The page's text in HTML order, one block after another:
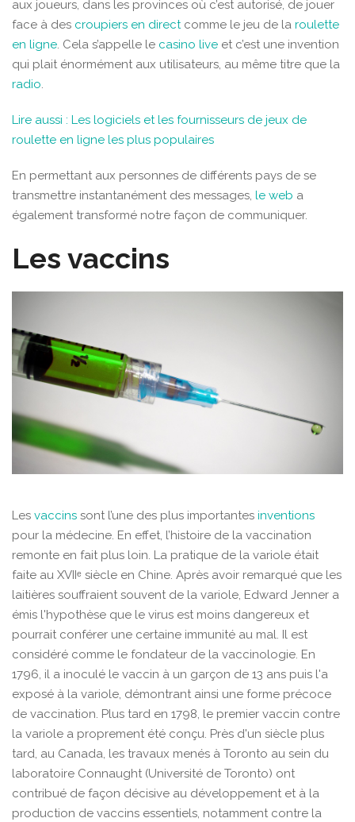
aux joueurs, dans les provinces où c’est autorisé, de jouer
face à des croupiers en directcomme le jeu de la roulette
en ligne. Cela s’appelle le casino live et c’est une invention
qui plait énormément aux utilisateurs, au même titre que la
radio.
Lire aussi : Les logiciels et les fournisseurs de jeux de
roulette en ligne les plus populaires
En permettant aux personnes de différents pays de se
transmettre instantanément des messages, le web a
également transformé notre façon de communiquer.
Les vaccins
Les vaccins sont l’une des plus importantes inventions
pour la médecine. En effet, l’histoire de la vaccination
remonte en fait plus loin. La pratique de la variole était
faite au XVIIᵉ siècle en Chine. Après avoir remarqué que les
laitières souffraient souvent de la variole, Edward Jenner a
émis l'hypothèse que le virus est moins dangereux et
pourrait conférer une certaine immunité au mal. Il est
considéré comme le fondateur de la vaccinologie. En
1796, il a inoculé le vaccin à un garçon de 13 ans puis l'a
exposé à la variole, démontrant ainsi une forme précoce
de vaccination. Plus tard en 1798, le premier vaccin contre
la variole a proprement été conçu. Près d'un siècle plus
tard, au Canada, les travaux menés à Toronto au sein du
laboratoire Connaught (Université de Toronto) ont
contribué de façon décisive au développement et à la
production de vaccins essentiels, notamment contre la